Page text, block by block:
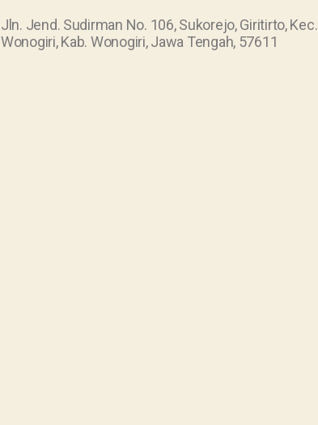
Jln. Jend. Sudirman No. 106, Sukorejo, Giritirto, Kec.
Wonogiri, Kab. Wonogiri, Jawa Tengah, 57611